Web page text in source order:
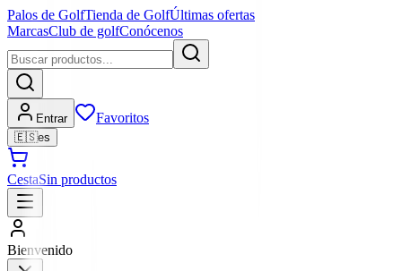
Palos de GolfTienda de GolfÚltimas ofertas
MarcasClub de golfConócenos
Entrar Favoritos
🇪🇸es
CestaSin productos
Bienvenido